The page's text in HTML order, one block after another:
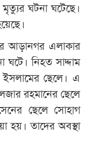
ঘটনা ঘটেছে।
আড়ানগর এলাকার
ঘটে। নিহত সাদ্দাম
ছেলে। এ
রহমানের ছেলে
ছেলে সোহাগ
হয়। তাদের অবস্থা